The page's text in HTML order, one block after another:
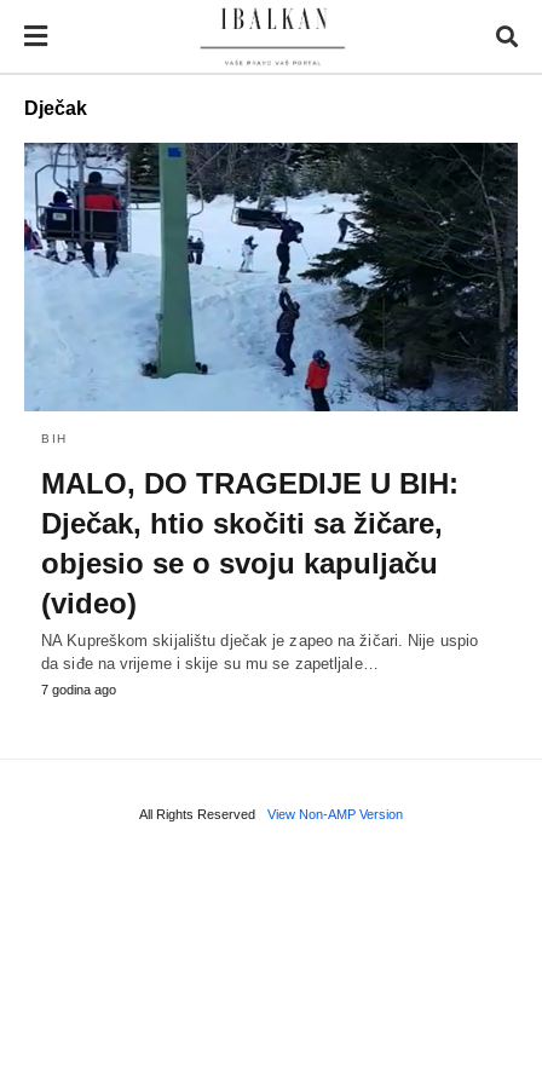
Dječak
BIH
MALO, DO TRAGEDIJE U BIH:
Dječak, htio skočiti sa žičare,
objesio se o svoju kapuljaču
(video)
NA Kupreškom skijalištu dječak je zapeo na žičari. Nije uspio
da siđe na vrijeme i skije su mu se zapetljale…
7 godina ago
All Rights Reserved View Non-AMP Version